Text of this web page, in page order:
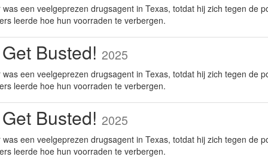
een veelgeprezen drugsagent in Texas, totdat hij zich tegen de
leerde hoe hun voorraden te verbergen.
Busted! 2025
een veelgeprezen drugsagent in Texas, totdat hij zich tegen de
leerde hoe hun voorraden te verbergen.
Busted! 2025
een veelgeprezen drugsagent in Texas, totdat hij zich tegen de
leerde hoe hun voorraden te verbergen.